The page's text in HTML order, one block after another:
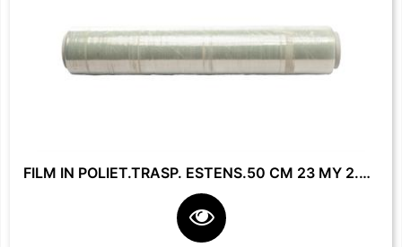
FILM IN POLIET.TRASP. ESTENS.50 CM 23 MY 2.2 KG **